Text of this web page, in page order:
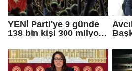
YENİ Parti'ye 9 günde
138 bin kişi 300 milyon